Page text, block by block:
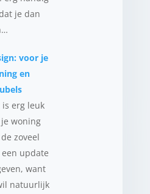
je dan
voor je
en
is erg leuk
woning
zoveel
update
want
natuurlijk